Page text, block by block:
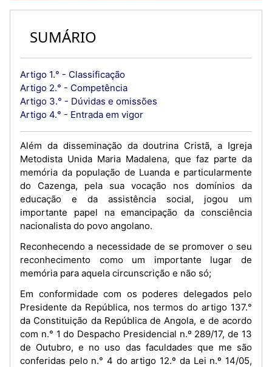
SUMÁRIO
Artigo 1.° - Classificação
Artigo 2.° - Competência
Artigo 3.° - Dúvidas e omissões
Artigo 4.° - Entrada em vigor
Além da disseminação da doutrina Cristã, a Igreja
Metodista Unida Maria Madalena, que faz parte da
memória da população de Luanda e particularmente
do Cazenga, pela sua vocação nos domínios da
educação e da assistência social, jogou um
importante papel na emancipação da consciência
nacionalista do povo angolano.
Reconhecendo a necessidade de se promover o seu
reconhecimento como um importante lugar de
memória para aquela circunscrição e não só;
Em conformidade com os poderes delegados pelo
Presidente da República, nos termos do artigo 137.°
da Constituição da República de Angola, e de acordo
com n.° 1 do Despacho Presidencial n.º 289/17, de 13
de Outubro, e no uso das faculdades que me são
conferidas pelo n.° 4 do artigo 12.º da Lei n.º 14/05,